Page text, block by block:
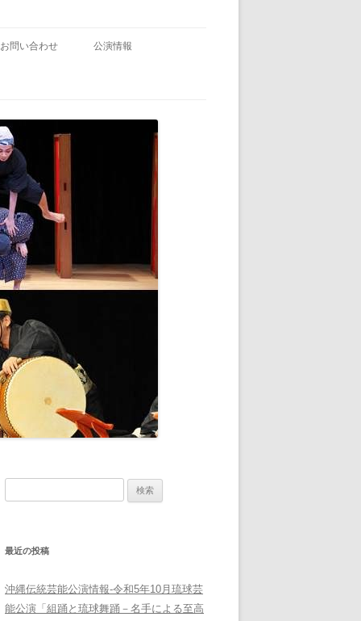
お問い合わせ 公演情報
最近の投稿
沖縄伝統芸能公演情報-令和5年10月琉球芸
能公演「組踊と琉球舞踊－名手による至高